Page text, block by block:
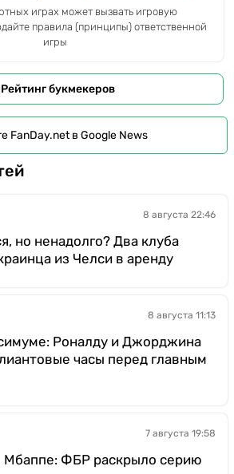
играх может вызвать игровую
правила (принципы) ответственной
игры
Рейтинг букмекеров
FanDay.net в Google News
8 августа 22:46
но ненадолго? Два клуба
из Челси в аренду
8 августа 11:13
Роналду и Джорджина
часы перед главным
7 августа 19:58
Мбаппе: ФБР раскрыло серию